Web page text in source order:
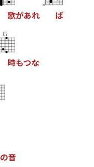
歌があれ ば
G
時もつな
の音